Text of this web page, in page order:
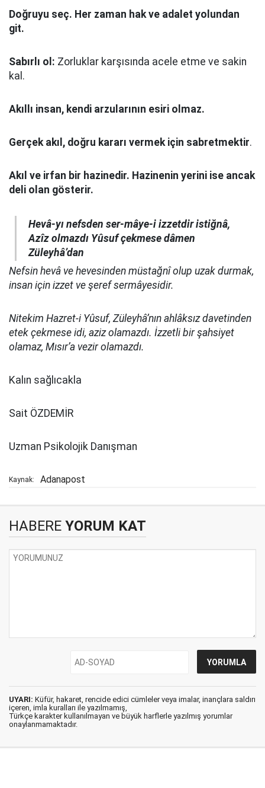
Doğruyu seç. Her zaman hak ve adalet yolundan
git.
Sabırlı ol: Zorluklar karşısında acele etme ve sakin
kal.
Akıllı insan, kendi arzularının esiri olmaz.
Gerçek akıl, doğru kararı vermek için sabretmektir.
Akıl ve irfan bir hazinedir. Hazinenin yerini ise ancak
deli olan gösterir.
Hevâ-yı nefsden ser-mâye-i izzetdir istiğnâ,
Azîz olmazdı Yûsuf çekmese dâmen
Züleyhâ’dan
Nefsin hevâ ve hevesinden müstağnî olup uzak durmak,
insan için izzet ve şeref sermâyesidir.
Nitekim Hazret-i Yûsuf, Züleyhâ’nın ahlâksız davetinden
etek çekmese idi, aziz olamazdı. İzzetli bir şahsiyet
olamaz, Mısır’a vezir olamazdı.
Kalın sağlıcakla
Sait ÖZDEMİR
Uzman Psikolojik Danışman
Kaynak: Adanapost
HABERE YORUM KAT
UYARI: Küfür, hakaret, rencide edici cümleler veya imalar, inançlara saldırı
içeren, imla kuralları ile yazılmamış,
Türkçe karakter kullanılmayan ve büyük harflerle yazılmış yorumlar
onaylanmamaktadır.